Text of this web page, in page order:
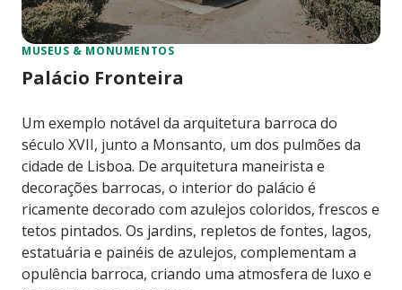
MUSEUS & MONUMENTOS
Palácio Fronteira
Um exemplo notável da arquitetura barroca do
século XVII, junto a Monsanto, um dos pulmões da
cidade de Lisboa. De arquitetura maneirista e
decorações barrocas, o interior do palácio é
ricamente decorado com azulejos coloridos, frescos e
tetos pintados. Os jardins, repletos de fontes, lagos,
estatuária e painéis de azulejos, complementam a
opulência barroca, criando uma atmosfera de luxo e